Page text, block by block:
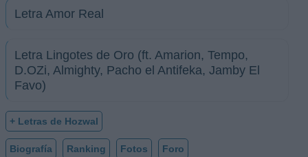
Letra Amor Real
Letra Lingotes de Oro (ft. Amarion, Tempo,
D.OZi, Almighty, Pacho el Antifeka, Jamby El
Favo)
+ Letras de Hozwal
Biografía Ranking Fotos Foro